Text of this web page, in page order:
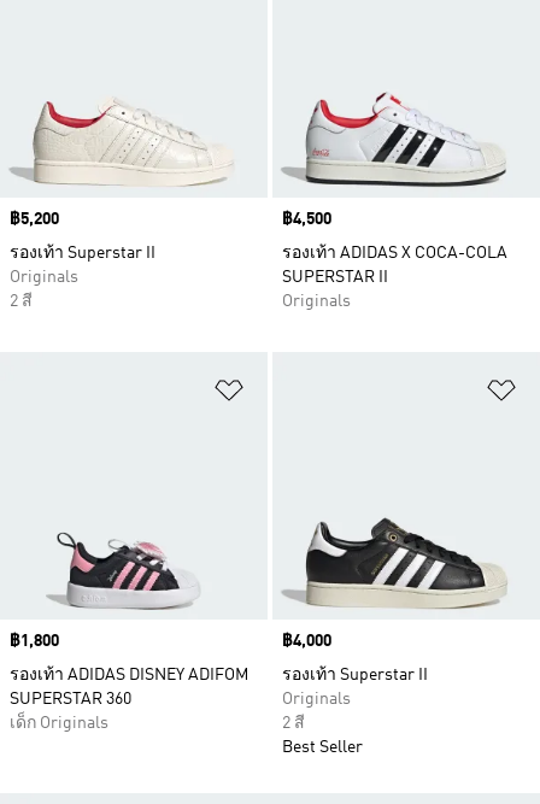
Price
฿5,200
รองเท้า Superstar II
Originals
2 สี
Price
฿4,500
รองเท้า ADIDAS X COCA-COLA
SUPERSTAR II
Originals
Price
฿1,800
รองเท้า ADIDAS DISNEY ADIFOM
SUPERSTAR 360
เด็ก Originals
Price
฿4,000
รองเท้า Superstar II
Originals
2 สี
Best Seller